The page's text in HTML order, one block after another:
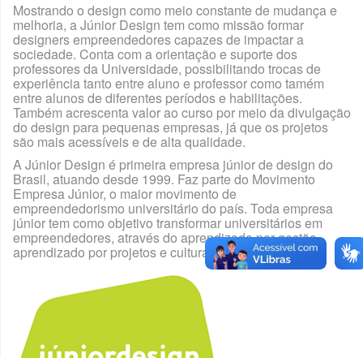
Exposição Virtual
Galeria TCCs
Inicio
Júnior Design
Notícias
Planejamento Estratégico 2022
Sala Arte, Design & Cia
Mostrando o design como meio constante de mudança e
melhoria, a Júnior Design tem como missão formar
designers empreendedores capazes de impactar a
sociedade. Conta com a orientação e suporte dos
professores da Universidade, possibilitando trocas de
experiência tanto entre aluno e professor como tamém
entre alunos de diferentes períodos e habilitações.
Também acrescenta valor ao curso por meio da divulgação
do design para pequenas empresas, já que os projetos
são mais acessíveis e de alta qualidade.
A Júnior Design é primeira empresa júnior de design do
Brasil, atuando desde 1999. Faz parte do Movimento
Empresa Júnior, o maior movimento de
empreendedorismo universitário do país. Toda empresa
júnior tem como objetivo transformar universitários em
empreendedores, através do aprendizado por gestão,
aprendizado por projetos e cultura empreendedora.